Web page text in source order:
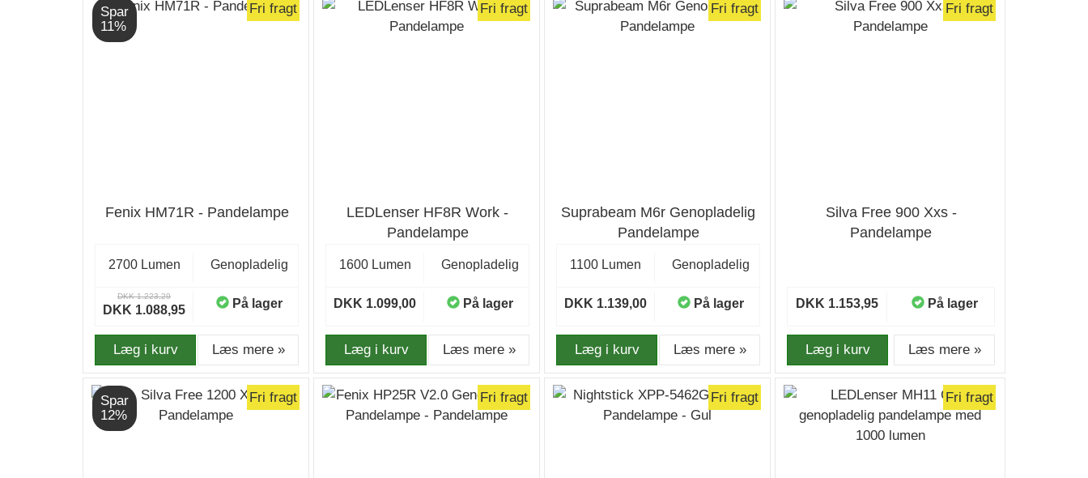
Spar
11%
Fri fragt
Fenix HM71R - Pandelampe
2700 Lumen Genopladelig
DKK 1.223,29
DKK 1.088,95 På lager
Læg i kurv Læs mere »
Fri fragt
LEDLenser HF8R Work -
Pandelampe
1600 Lumen Genopladelig
DKK 1.099,00 På lager
Læg i kurv Læs mere »
Fri fragt
Suprabeam M6r Genopladelig
Pandelampe
1100 Lumen Genopladelig
DKK 1.139,00 På lager
Læg i kurv Læs mere »
Fri fragt
Silva Free 900 Xxs -
Pandelampe
DKK 1.153,95 På lager
Læg i kurv Læs mere »
Spar
12%
Fri fragt Fri fragt Fri fragt Fri fragt